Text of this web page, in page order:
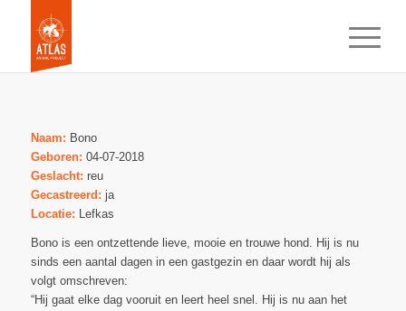
Naam: Bono
Geboren: 04-07-2018
Geslacht: reu
Gecastreerd: ja
Locatie: Lefkas
Bono is een ontzettende lieve, mooie en trouwe hond. Hij is nu
sinds een aantal dagen in een gastgezin en daar wordt hij als
volgt omschreven:
“Hij gaat elke dag vooruit en leert heel snel. Hij is nu aan het